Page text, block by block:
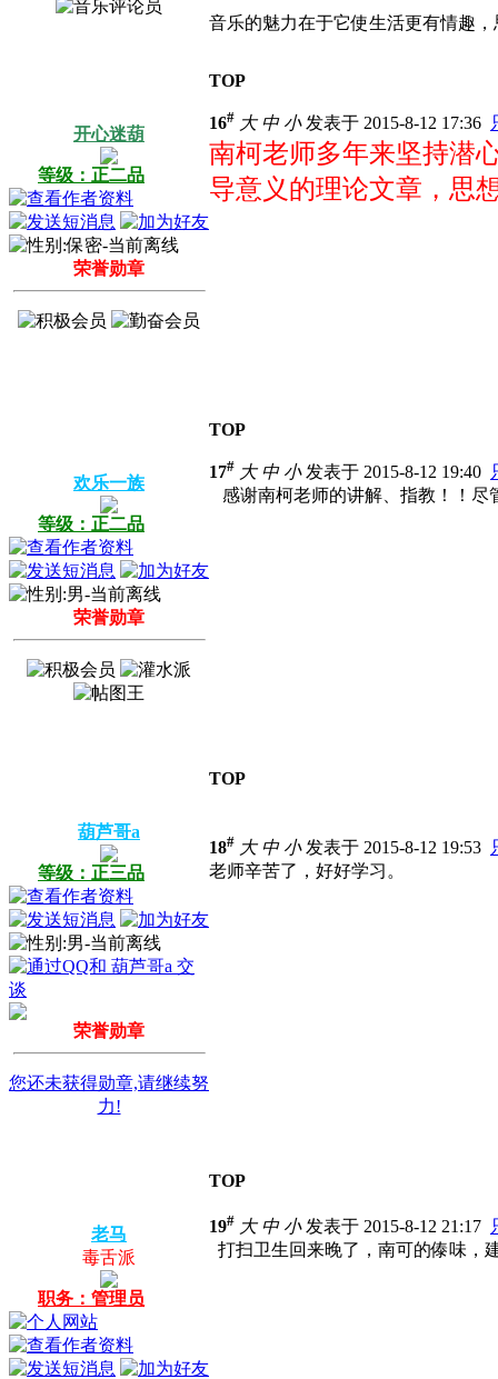
音乐的魅力在于它使生活更有情趣
TOP
开心迷葫
等级：正二品
荣誉勋章
16# 大 中 小发表于 2015-8-12 17:36
南柯老师多年来坚持潜
导意义的理论文章，思
TOP
欢乐一族
等级：正二品
荣誉勋章
17# 大 中 小发表于 2015-8-12 19:40
感谢南柯老师的讲解、指教！！
TOP
葫芦哥a
等级：正三品
荣誉勋章
您还未获得勋章,请继续努
力!
18# 大 中 小发表于 2015-8-12 19:53
老师辛苦了，好好学习。
TOP
老马
毒舌派
职务：管理员
19# 大 中 小发表于 2015-8-12 21:17
打扫卫生回来晚了，南可的傣味，